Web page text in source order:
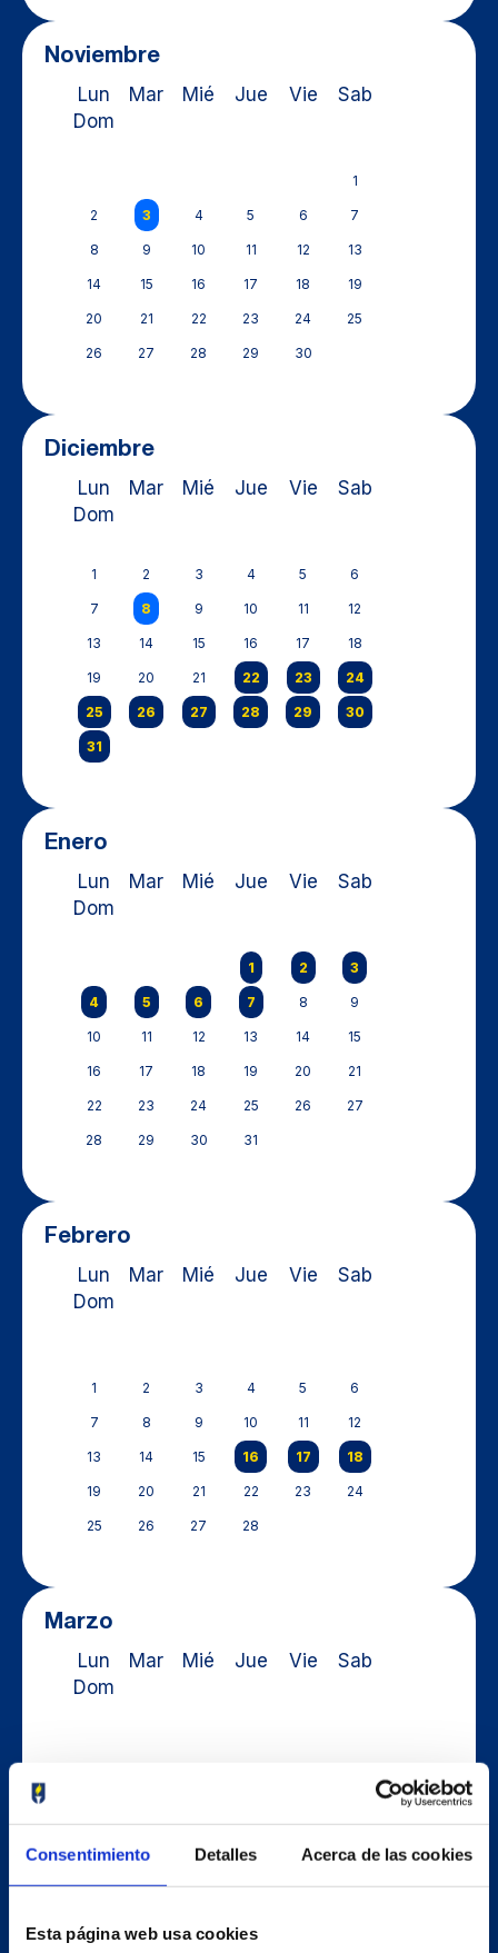
Consentimiento Detalles Acerca de las cookies
Esta página web usa cookies
Noviembre
Lun Mar Mié Jue Vie
Sab
Dom
1
2 3 4 5 6 7
8 9 10 11 12 13
14 15 16 17 18 19
20 21 22 23 24 25
26 27 28 29 30
Diciembre
Lun Mar Mié Jue Vie
Sab
Dom
1 2 3 4 5 6
7 8 9 10 11 12
13 14 15 16 17 18
19 20 21 22 23 24
25 26 27 28 29 30
31
Enero
Lun Mar Mié Jue Vie
Sab
Dom
1 2 3
4 5 6 7 8 9
10 11 12 13 14 15
16 17 18 19 20 21
22 23 24 25 26 27
28 29 30 31
Febrero
Lun Mar Mié Jue Vie
Sab
Dom
1 2 3 4 5 6
7 8 9 10 11 12
13 14 15 16 17 18
19 20 21 22 23 24
25 26 27 28
Marzo
Lun Mar Mié Jue Vie
Sab
Dom
31